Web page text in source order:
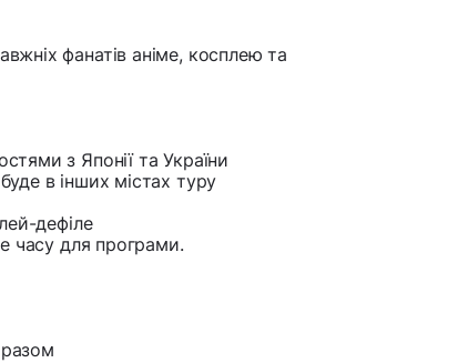
фанатів аніме, косплею та
з Японії та України
в інших містах туру
дефіле
часу для програми.